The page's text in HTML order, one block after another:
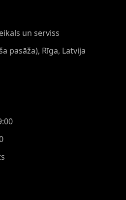
un serviss
pasāža), Rīga, Latvija